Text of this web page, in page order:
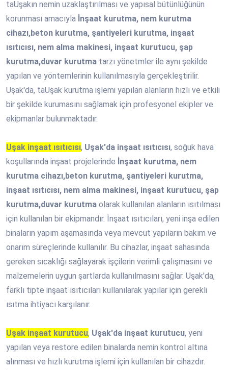
taUşakın nemin uzaklaştırılması ve yapısal bütünlüğünün
korunması amacıyla İnşaat kurutma, nem kurutma
cihazı,beton kurutma, şantiyeleri kurutma, inşaat
ısıtıcısı, nem alma makinesi, inşaat kurutucu, şap
kurutma,duvar kurutma tarzı yönetmler ile aynı şekilde
yapılan ve yöntemlerinin kullanılmasıyla gerçekleştirilir.
Uşak'da, taUşak kurutma işlemi yapılan alanların hızlı ve etkili
bir şekilde kurumasını sağlamak için profesyonel ekipler ve
ekipmanlar bulunmaktadır.
Uşak inşaat ısıtıcısı, Uşak'da inşaat ısıtıcısı, soğuk hava
koşullarında inşaat projelerinde İnşaat kurutma, nem
kurutma cihazı,beton kurutma, şantiyeleri kurutma,
inşaat ısıtıcısı, nem alma makinesi, inşaat kurutucu, şap
kurutma,duvar kurutma olarak kullanılan alanların ısıtılması
için kullanılan bir ekipmandır. İnşaat ısıtıcıları, yeni inşa edilen
binaların yapım aşamasında veya mevcut yapıların bakım ve
onarım süreçlerinde kullanılır. Bu cihazlar, inşaat sahasında
gereken sıcaklığı sağlayarak işçilerin verimli çalışmasını ve
malzemelerin uygun şartlarda kullanılmasını sağlar. Uşak'da,
farklı tipte inşaat ısıtıcıları kullanılarak yapılar için gerekli
ısıtma ihtiyacı karşılanır.
Uşak inşaat kurutucu, Uşak'da inşaat kurutucu, yeni
yapılan veya restore edilen binalarda nemin kontrol altına
alınması ve hızlı kurutma işlemi için kullanılan bir cihazdır.